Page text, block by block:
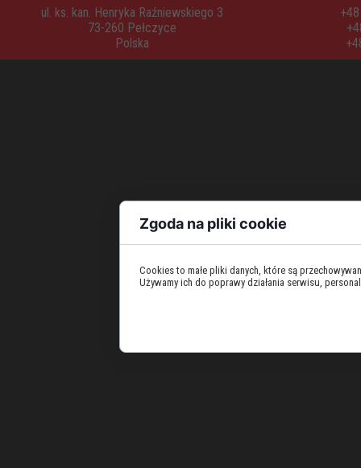
ul. ks. kan. Henryka Raźniewskiego 3
73-260 Pełczyce
Polska
Zgoda na pliki cookie
Cookies to małe pliki danych, które są
Używamy ich do poprawy działania serwisu,